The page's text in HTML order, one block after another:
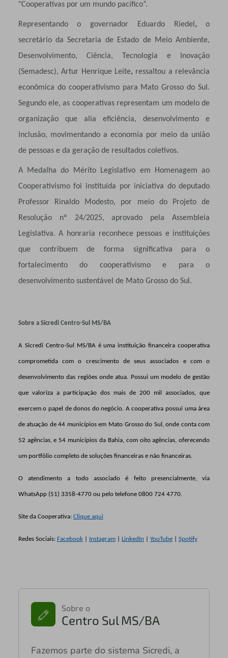
"Cooperativas por um mundo pacífico”.
Representando o governador Eduardo Riedel, o
secretário da Secretaria de Estado de Meio Ambiente,
Desenvolvimento, Ciência, Tecnologia e Inovação
(Semadesc),Artur Henrique Leite, ressaltou a relevância
econômica do cooperativismo para Mato Grosso do Sul.
Segundo ele, as cooperativas representam um modelo de
organização que alia eficiência, desenvolvimento e
inclusão, movimentando a economia por meio da união
de pessoas e da geração de resultados coletivos.
A Medalha do Mérito Legislativo em Homenagem ao
Cooperativismo foi instituída por iniciativa do deputado
Professor Rinaldo Modesto, por meio do Projeto de
Resolução nº 24/2025, aprovado pela Assembleia
Legislativa. A honraria reconhece pessoas e instituições
que contribuem de forma significativa para o
fortalecimento do cooperativismo e para o
desenvolvimento sustentável de Mato Grosso do Sul.
Sobre a Sicredi Centro-Sul MS/BA
A Sicredi Centro-Sul MS/BA é uma instituição financeira cooperativa
comprometida com o crescimento de seus associados e com o
desenvolvimento das regiões onde atua. Possui um modelo de gestão
que valoriza a participação dos mais de 200 mil associados, que
exercem o papel de donos do negócio. A cooperativa possui uma área
de atuação de 44 municípios em Mato Grosso do Sul, onde conta com
52 agências, e 54 municípios da Bahia, com oito agências, oferecendo
um portfólio completo de soluções financeiras e não financeiras.
O atendimento a todo associado é feito presencialmente, via
WhatsApp (51) 3358-4770 ou pelo telefone 0800 724 4770.
Site da Cooperativa: Clique aqui
Redes Sociais: Facebook Instagram LinkedIn YouTube Spotify
Sobre o
Centro Sul MS/BA
Fazemos parte do sistema Sicredi, a